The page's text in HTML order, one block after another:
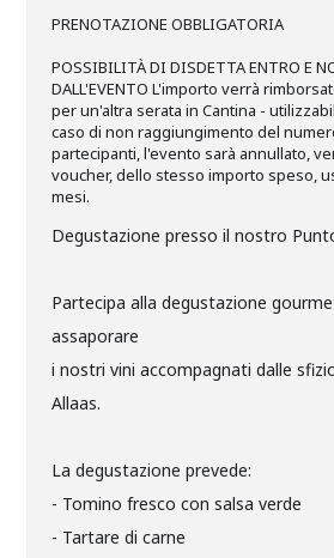
PRENOTAZIONE OBBLIGATORIA
POSSIBILITÀ DI DISDETTA ENTRO E
DALL'EVENTO L'importo verrà
per un'altra serata in Cantina -
caso di non raggiungimento del
partecipanti, l'evento sarà annullato,
voucher, dello stesso importo speso,
mesi.
Degustazione presso il nostro
Partecipa alla degustazione
assaporare
i nostri vini accompagnati dalle
Allaas.
La degustazione prevede:
- Tomino fresco con salsa verde
- Tartare di carne